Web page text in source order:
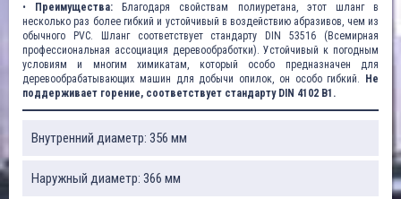
•
Преимущества: Благодаря свойствам полиуретана, этот шланг в
несколько раз более гибкий и устойчивый в воздействию абразивов, чем из
обычного PVC. Шланг соответствует стандарту DIN 53516 (Всемирная
профессиональная ассоциация деревообработки). Устойчивый к погодным
условиям и многим химикатам, который особо предназначен для
деревообрабатывающих машин для добычи опилок, он особо гибкий.
Не
поддерживает горение, соответствует стандарту DIN 4102 B1.
Внутренний диаметр: 356 мм
Наружный диаметр: 366 мм